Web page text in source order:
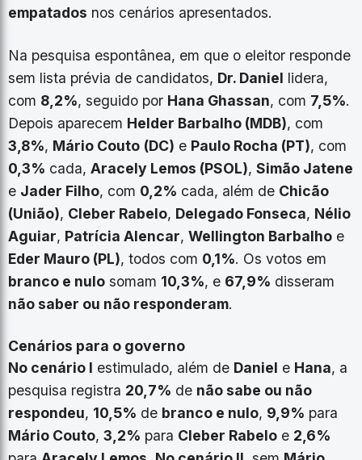
empatados nos cenários apresentados.
Na pesquisa espontânea, em que o eleitor responde
sem lista prévia de candidatos, Dr. Daniel lidera,
com 8,2%, seguido por Hana Ghassan, com 7,5%.
Depois aparecem Helder Barbalho (MDB), com
3,8%, Mário Couto (DC) e Paulo Rocha (PT), com
0,3% cada, Aracely Lemos (PSOL), Simão Jatene
e Jader Filho, com 0,2% cada, além de Chicão
(União), Cleber Rabelo, Delegado Fonseca, Nélio
Aguiar, Patrícia Alencar, Wellington Barbalho e
Eder Mauro (PL), todos com 0,1%. Os votos em
branco e nulo somam 10,3%, e 67,9% disseram
não saber ou não responderam.
Cenários para o governo
No cenário I estimulado, além de Daniel e Hana, a
pesquisa registra 20,7% de não sabe ou não
respondeu, 10,5% de branco e nulo, 9,9% para
Mário Couto, 3,2% para Cleber Rabelo e 2,6%